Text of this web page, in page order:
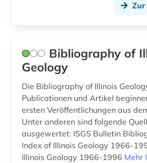
französisches sprachgebiet (1)
freiburg (1)
färöer (1)
galloromanistik (4)
Russland, Sowjetunion (13)
Saarland (3)
Sachsen (2)
Sachsen-Anhalt (2)
Schleswig-Holstein (2)
Schweden (16)
Schweiz (14)
Zur
Bibliography of
Geology
Die Bibliography of Illinois
Publicationen und Artikel
ersten Veröffentlichungen aus
Unter anderen sind folgende
ausgewertet: ISGS Bulletin Bibliography and
Index of Illinois Geology 1966-
Illinois Geology 1966-1996 Mehr